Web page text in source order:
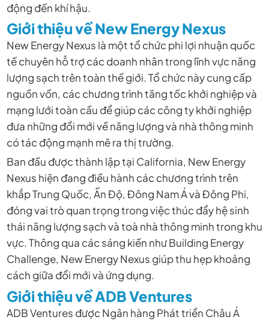
động đến khí hậu.
Giới thiệu về New Energy Nexus
New Energy Nexus là một tổ chức phi lợi nhuận quốc
tế chuyên hỗ trợ các doanh nhân trong lĩnh vực năng
lượng sạch trên toàn thế giới. Tổ chức này cung cấp
nguồn vốn, các chương trình tăng tốc khởi nghiệp và
mạng lưới toàn cầu để giúp các công ty khởi nghiệp
đưa những đổi mới về năng lượng và nhà thông minh
có tác động mạnh mẽ ra thị trường.
Ban đầu được thành lập tại California, New Energy
Nexus hiện đang điều hành các chương trình trên
khắp Trung Quốc, Ấn Độ, Đông Nam Á và Đông Phi,
đóng vai trò quan trọng trong việc thúc đẩy hệ sinh
thái năng lượng sạch và toà nhà thông minh trong khu
vực. Thông qua các sáng kiến ​​như Building Energy
Challenge, New Energy Nexus giúp thu hẹp khoảng
cách giữa đổi mới và ứng dụng.
Giới thiệu về ADB Ventures
ADB Ventures được Ngân hàng Phát triển Châu Á